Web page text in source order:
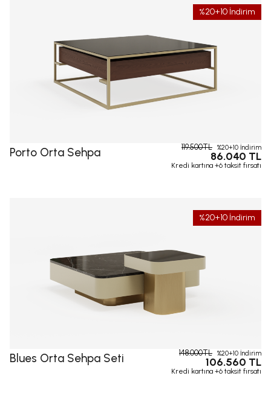
%20+10 İndirim
Porto Orta Sehpa 119.500TL %20+10 İndirim
86.040 TL
Kredi kartına +6 taksit fırsatı
%20+10 İndirim
Blues Orta Sehpa Seti 148.000TL %20+10 İndirim
106.560 TL
Kredi kartına +6 taksit fırsatı